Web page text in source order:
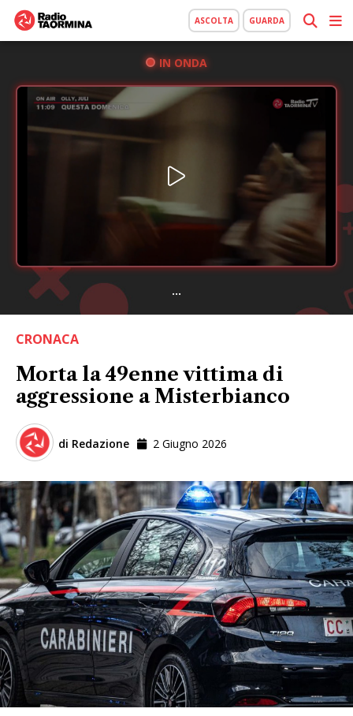
ASCOLTA GUARDA
IN ONDA
...
CRONACA
Morta la 49enne vittima di
aggressione a Misterbianco
di Redazione 2 Giugno 2026